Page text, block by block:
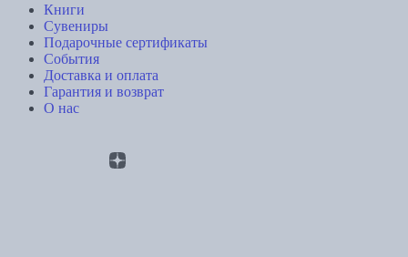
Книги
Сувениры
Подарочные сертификаты
События
Доставка и оплата
Гарантия и возврат
О нас